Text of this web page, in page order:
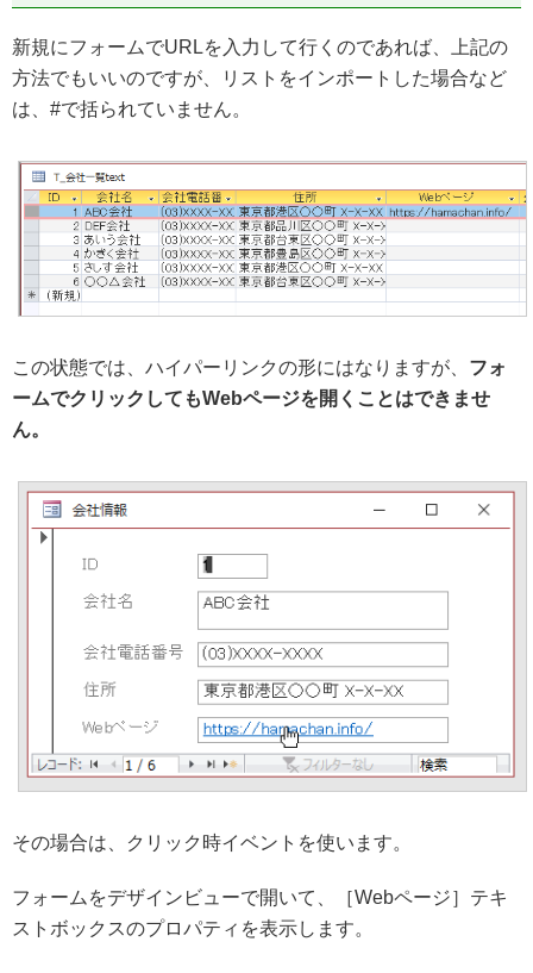
新規にフォームでURLを入力して行くのであれば、上記の
方法でもいいのですが、リストをインポートした場合など
は、#で括られていません。
この状態では、ハイパーリンクの形にはなりますが、 フォ
ームでクリックしてもWebページを開くことはできませ
ん。
その場合は、クリック時イベントを使います。
フォームをデザインビューで開いて、［Webページ］テキ
ストボックスのプロパティを表示します。